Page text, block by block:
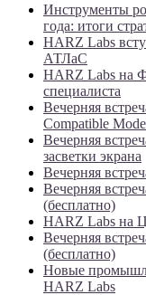
Инструменты
года: итоги
HARZ Labs
АТЛаС
HARZ Labs на
специалиста
Вечерняя
Compatible
Вечерняя
засветки экрана
Вечерняя
Вечерняя
(бесплатно)
HARZ Labs на
Вечерняя
(бесплатно)
Новые
HARZ Labs